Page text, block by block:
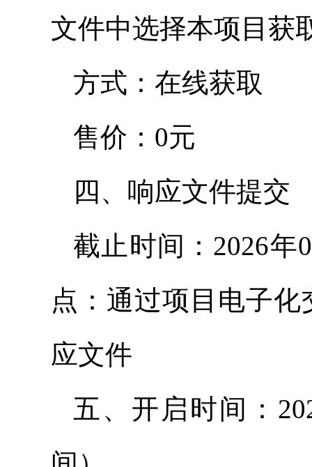
文件中选择本项目获
方式：在线获取
售价：0元
四、响应文件提交
截止时间：2026年
点：通过项目电子
应文件
五、开启时间：